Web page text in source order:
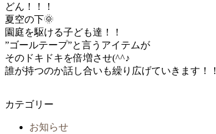
どん！！！
夏空の下🌞
園庭を駆ける子ども達！！
”ゴールテープ”と言うアイテムが
そのドキドキを倍増させ(^^♪
誰が持つのか話し合いも繰り広げていきます！！
カテゴリー
お知らせ